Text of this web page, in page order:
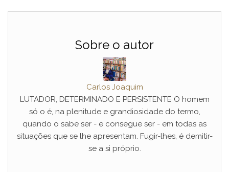
Sobre o autor
Carlos Joaquim
LUTADOR, DETERMINADO E PERSISTENTE O homem
só o é, na plenitude e grandiosidade do termo,
quando o sabe ser - e consegue ser - em todas as
situações que se lhe apresentam. Fugir-lhes, é demitir-
se a si próprio.